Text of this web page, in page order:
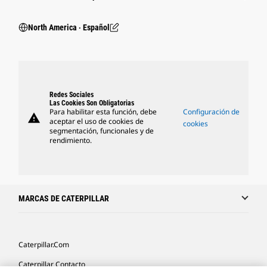
North America ‧ Español
warning
Redes Sociales
Las Cookies Son Obligatorias
Para habilitar esta función, debe
aceptar el uso de cookies de
segmentación, funcionales y de
rendimiento.
Configuración de
cookies
MARCAS DE CATERPILLAR
Caterpillar.com
Caterpillar Contacto